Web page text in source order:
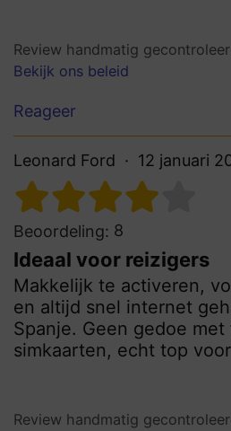
Review handmatig
Bekijk ons beleid
Reageer
Leonard Ford 12 januari
Beoordeling: 8
Ideaal voor reizigers
Makkelijk te activeren,
en altijd snel internet
Spanje. Geen gedoe met
simkaarten, echt top
Review handmatig